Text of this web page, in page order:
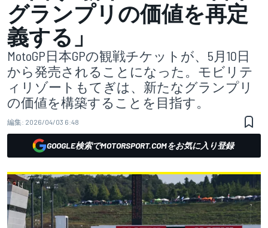
グランプリの価値を再定
義する」
MotoGP日本GPの観戦チケットが、5月10日
から発売されることになった。モビリテ
ィリゾートもてぎは、新たなグランプリ
の価値を構築することを目指す。
編集: 2026/04/03 6:48
GOOGLE検索でMOTORSPORT.COMをお気に入り登録